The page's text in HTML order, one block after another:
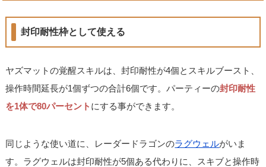
封印耐性枠として使える
ヤズマットの覚醒スキルは、封印耐性が4個とスキルブースト、
操作時間延長が1個ずつの合計6個です。パーティーの封印耐性
を1体で80パーセント にする事ができます。
同じような使い道に、レーダードラゴンのラグウェルがいま
す。ラグウェルは封印耐性が5個ある代わりに、スキブと操作時